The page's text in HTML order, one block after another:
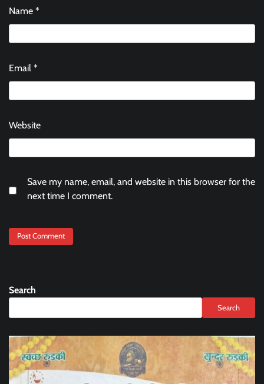
Name *
Email *
Website
Save my name, email, and website in this browser for the
next time I comment.
Search
Search